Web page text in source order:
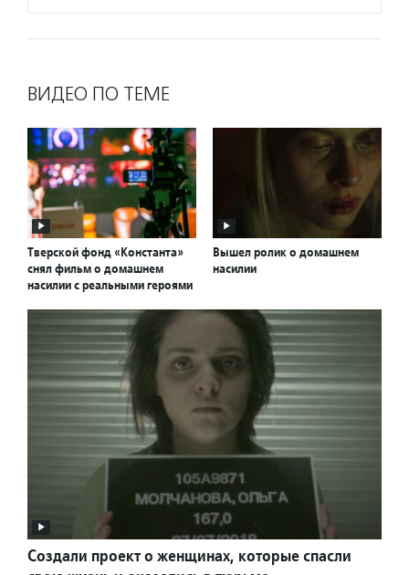
ВИДЕО ПО ТЕМЕ
Тверской фонд «Константа»
снял фильм о домашнем
насилии с реальными героями
Вышел ролик о домашнем
насилии
Создали проект о женщинах, которые спасли